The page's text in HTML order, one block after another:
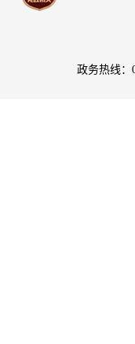
政务热线：